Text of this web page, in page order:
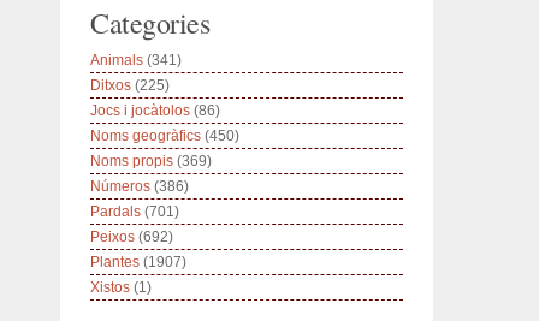
Categories
Animals (341)
Ditxos (225)
Jocs i jocàtolos (86)
Noms geogràfics (450)
Noms propis (369)
Números (386)
Pardals (701)
Peixos (692)
Plantes (1907)
Xistos (1)